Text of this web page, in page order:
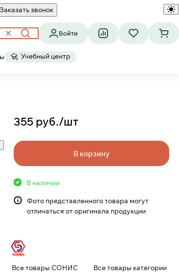
Заказать звонок
Войти
Учебный центр
355 руб./шт
В корзину
В наличии
Фото представленного товара могут
отличаться от оригинала продукции
Все товары СОНИС Все товары категории